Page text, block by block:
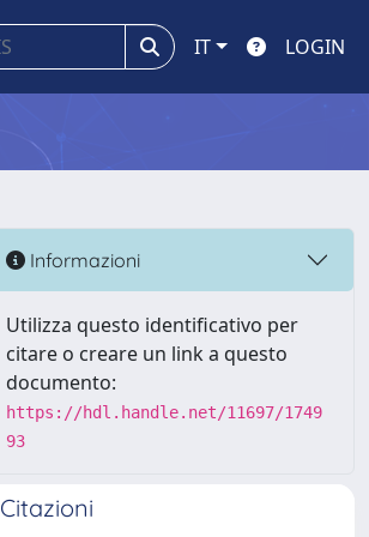
IT LOGIN
Informazioni
Utilizza questo identificativo per
citare o creare un link a questo
documento:
https://hdl.handle.net/11697/1749
93
Citazioni